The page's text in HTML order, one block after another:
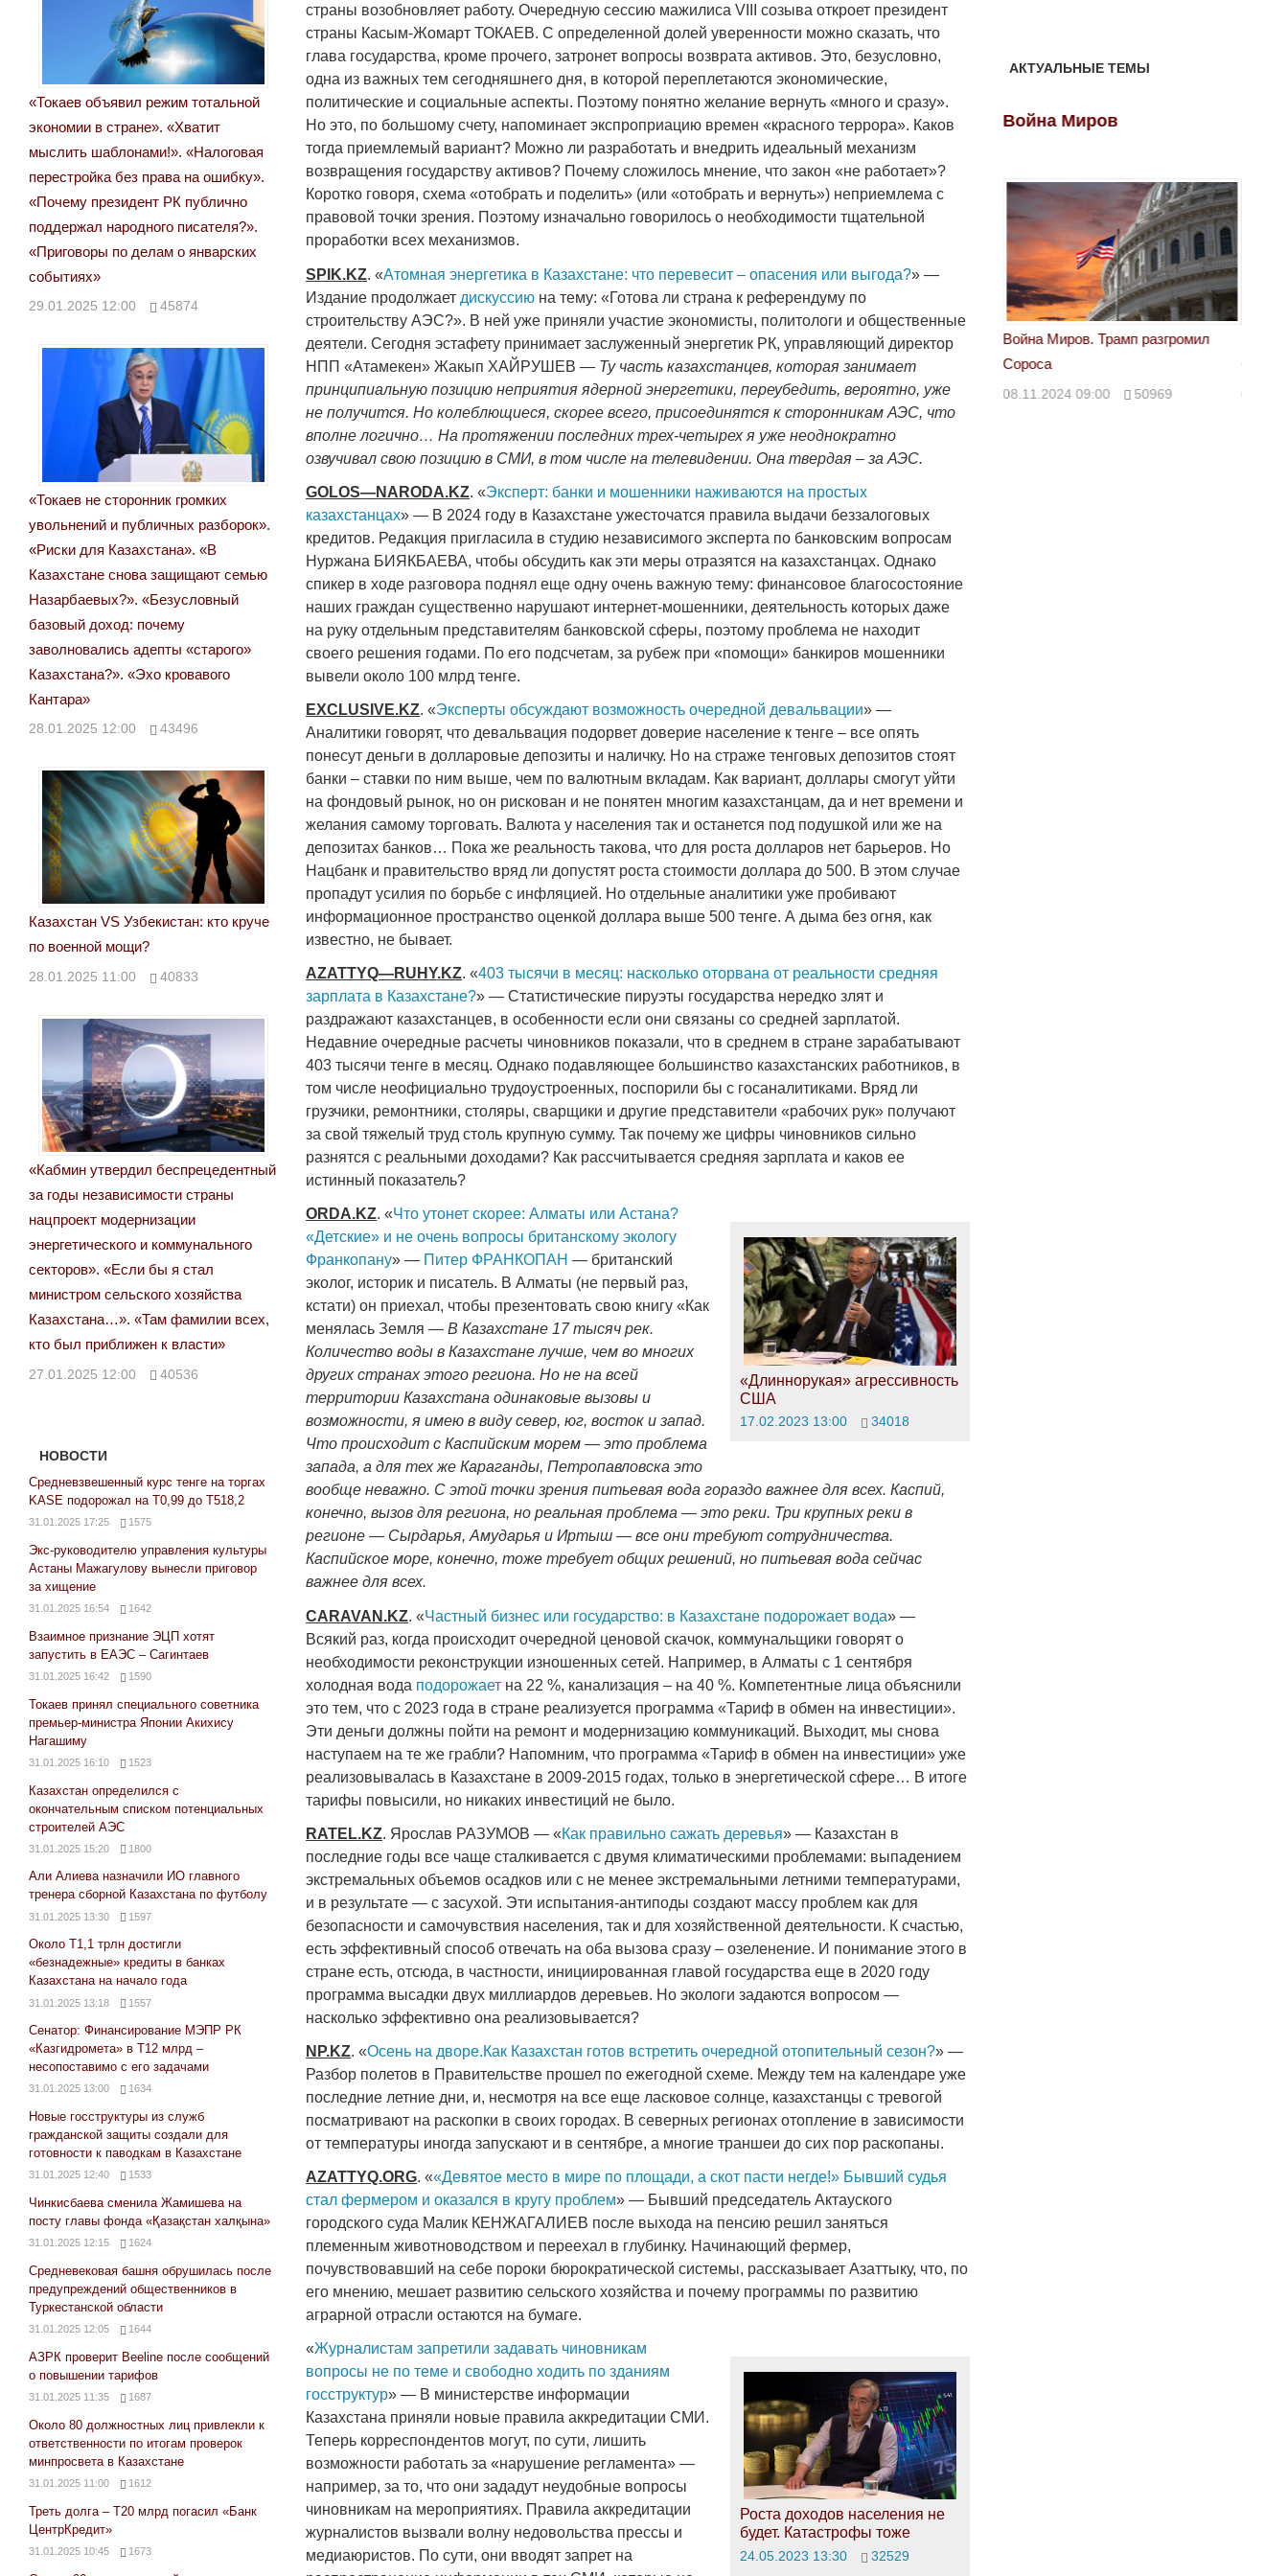
страны возобновляет работу. Очередную сессию мажилиса VIII созыва откроет президент
страны Касым-Жомарт ТОКАЕВ. С определенной долей уверенности можно сказать, что
глава государства, кроме прочего, затронет вопросы возврата активов. Это, безусловно,
одна из важных тем сегодняшнего дня, в которой переплетаются экономические,
политические и социальные аспекты. Поэтому понятно желание вернуть «много и сразу».
Но это, по большому счету, напоминает экспроприацию времен «красного террора». Каков
тогда приемлемый вариант? Можно ли разработать и внедрить идеальный механизм
возвращения государству активов? Почему сложилось мнение, что закон «не работает»?
Коротко говоря, схема «отобрать и поделить» (или «отобрать и вернуть») неприемлема с
правовой точки зрения. Поэтому изначально говорилось о необходимости тщательной
проработки всех механизмов.
SPIK.KZ. «Атомная энергетика в Казахстане: что перевесит – опасения или выгода?» —
Издание продолжает дискуссию на тему: «Готова ли страна к референдуму по
строительству АЭС?». В ней уже приняли участие экономисты, политологи и общественные
деятели. Сегодня эстафету принимает заслуженный энергетик РК, управляющий директор
НПП «Атамекен» Жакып ХАЙРУШЕВ — Ту часть казахстанцев, которая занимает
принципиальную позицию неприятия ядерной энергетики, переубедить, вероятно, уже
не получится. Но колеблющиеся, скорее всего, присоединятся к сторонникам АЭС, что
вполне логично… На протяжении последних трех-четырех я уже неоднократно
озвучивал свою позицию в СМИ, в том числе на телевидении. Она твердая – за АЭС.
GOLOS—NARODA.KZ. «Эксперт: банки и мошенники наживаются на простых
казахстанцах» — В 2024 году в Казахстане ужесточатся правила выдачи беззалоговых
кредитов. Редакция пригласила в студию независимого эксперта по банковским вопросам
Нуржана БИЯКБАЕВА, чтобы обсудить как эти меры отразятся на казахстанцах. Однако
спикер в ходе разговора поднял еще одну очень важную тему: финансовое благосостояние
наших граждан существенно нарушают интернет-мошенники, деятельность которых даже
на руку отдельным представителям банковской сферы, поэтому проблема не находит
своего решения годами. По его подсчетам, за рубеж при «помощи» банкиров мошенники
вывели около 100 млрд тенге.
EXCLUSIVE.KZ. «Эксперты обсуждают возможность очередной девальвации» —
Аналитики говорят, что девальвация подорвет доверие население к тенге – все опять
понесут деньги в долларовые депозиты и наличку. Но на страже тенговых депозитов стоят
банки – ставки по ним выше, чем по валютным вкладам. Как вариант, доллары смогут уйти
на фондовый рынок, но он рискован и не понятен многим казахстанцам, да и нет времени и
желания самому торговать. Валюта у населения так и останется под подушкой или же на
депозитах банков… Пока же реальность такова, что для роста долларов нет барьеров. Но
Нацбанк и правительство вряд ли допустят роста стоимости доллара до 500. В этом случае
пропадут усилия по борьбе с инфляцией. Но отдельные аналитики уже пробивают
информационное пространство оценкой доллара выше 500 тенге. А дыма без огня, как
известно, не бывает.
AZATTYQ—RUHY.KZ. «403 тысячи в месяц: насколько оторвана от реальности средняя
зарплата в Казахстане?» — Статистические пируэты государства нередко злят и
раздражают казахстанцев, в особенности если они связаны со средней зарплатой.
Недавние очередные расчеты чиновников показали, что в среднем в стране зарабатывают
403 тысячи тенге в месяц. Однако подавляющее большинство казахстанских работников, в
том числе неофициально трудоустроенных, поспорили бы с госаналитиками. Вряд ли
грузчики, ремонтники, столяры, сварщики и другие представители «рабочих рук» получают
за свой тяжелый труд столь крупную сумму. Так почему же цифры чиновников сильно
разнятся с реальными доходами? Как рассчитывается средняя зарплата и каков ее
истинный показатель?
«Длиннорукая» агрессивность
США
17.02.2023 13:00 34018
ORDA.KZ. «Что утонет скорее: Алматы или Астана?
«Детские» и не очень вопросы британскому экологу
Франкопану» — Питер ФРАНКОПАН — британский
эколог, историк и писатель. В Алматы (не первый раз,
кстати) он приехал, чтобы презентовать свою книгу «Как
менялась Земля —В Казахстане 17 тысяч рек.
Количество воды в Казахстане лучше, чем во многих
других странах этого региона. Но не на всей
территории Казахстана одинаковые вызовы и
возможности, я имею в виду север, юг, восток и запад.
Что происходит с Каспийским морем — это проблема
запада, а для тех же Караганды, Петропавловска это
вообще неважно. С этой точки зрения питьевая вода гораздо важнее для всех. Каспий,
конечно, вызов для региона, но реальная проблема — это реки. Три крупных реки в
регионе — Сырдарья, Амударья и Иртыш — все они требуют сотрудничества.
Каспийское море, конечно, тоже требует общих решений, но питьевая вода сейчас
важнее для всех.
CARAVAN .KZ. «Частный бизнес или государство: в Казахстане подорожает вода» —
Всякий раз, когда происходит очередной ценовой скачок, коммунальщики говорят о
необходимости реконструкции изношенных сетей. Например, в Алматы с 1 сентября
холодная вода подорожает на 22 %, канализация – на 40 %. Компетентные лица объяснили
это тем, что с 2023 года в стране реализуется программа «Тариф в обмен на инвестиции».
Эти деньги должны пойти на ремонт и модернизацию коммуникаций. Выходит, мы снова
наступаем на те же грабли? Напомним, что программа «Тариф в обмен на инвестиции» уже
реализовывалась в Казахстане в 2009-2015 годах, только в энергетической сфере… В итоге
тарифы повысили, но никаких инвестиций не было.
RATEL.KZ. Ярослав РАЗУМОВ — «Как правильно сажать деревья» — Казахстан в
последние годы все чаще сталкивается с двумя климатическими проблемами: выпадением
экстремальных объемов осадков или с не менее экстремальными летними температурами,
и в результате — с засухой. Эти испытания-антиподы создают массу проблем как для
безопасности и самочувствия населения, так и для хозяйственной деятельности. К счастью,
есть эффективный способ отвечать на оба вызова сразу – озеленение. И понимание этого в
стране есть, отсюда, в частности, инициированная главой государства еще в 2020 году
программа высадки двух миллиардов деревьев. Но экологи задаются вопросом —
насколько эффективно она реализовывается?
NP.KZ. «Осень на дворе.Как Казахстан готов встретить очередной отопительный сезон?» —
Разбор полетов в Правительстве прошел по ежегодной схеме. Между тем на календаре уже
последние летние дни, и, несмотря на все еще ласковое солнце, казахстанцы с тревогой
посматривают на раскопки в своих городах. В северных регионах отопление в зависимости
от температуры иногда запускают и в сентябре, а многие траншеи до сих пор раскопаны.
AZATTYQ.ORG. ««Девятое место в мире по площади, а скот пасти негде!» Бывший судья
стал фермером и оказался в кругу проблем» — Бывший председатель Актауского
городского суда Малик КЕНЖАГАЛИЕВ после выхода на пенсию решил заняться
племенным животноводством и переехал в глубинку. Начинающий фермер,
почувствовавший на себе пороки бюрократической системы, рассказывает Азаттыку, что, по
его мнению, мешает развитию сельского хозяйства и почему программы по развитию
аграрной отрасли остаются на бумаге.
Роста доходов населения не
будет. Катастрофы тоже
24.05.2023 13:30 32529
«Журналистам запретили задавать чиновникам
вопросы не по теме и свободно ходить по зданиям
госструктур» — В министерстве информации
Казахстана приняли новые правила аккредитации СМИ.
Теперь корреспондентов могут, по сути, лишить
возможности работать за «нарушение регламента» —
например, за то, что они зададут неудобные вопросы
чиновникам на мероприятиях. Правила аккредитации
журналистов вызвали волну недовольства прессы и
медиаюристов. По сути, они вводят запрет на
«Токаев объявил режим тотальной
экономии в стране». «Хватит
мыслить шаблонами!». «Налоговая
перестройка без права на ошибку».
«Почему президент РК публично
поддержал народного писателя?».
«Приговоры по делам о январских
событиях»
29.01.2025 12:00 45874
«Токаев не сторонник громких
увольнений и публичных разборок».
«Риски для Казахстана». «В
Казахстане снова защищают семью
Назарбаевых?». «Безусловный
базовый доход: почему
заволновались адепты «старого»
Казахстана?». «Эхо кровавого
Кантара»
28.01.2025 12:00 43496
Казахстан VS Узбекистан: кто круче
по военной мощи?
28.01.2025 11:00 40833
«Кабмин утвердил беспрецедентный
за годы независимости страны
нацпроект модернизации
энергетического и коммунального
секторов». «Если бы я стал
министром сельского хозяйства
Казахстана…». «Там фамилии всех,
кто был приближен к власти»
27.01.2025 12:00 40536
НОВОСТИ
Средневзвешенный курс тенге на торгах
KASE подорожал на Т0,99 до Т518,2
31.01.2025 17:25 1575
Экс-руководителю управления культуры
Астаны Мажагулову вынесли приговор
за хищение
31.01.2025 16:54 1642
Взаимное признание ЭЦП хотят
запустить в ЕАЭС – Сагинтаев
31.01.2025 16:42 1590
Токаев принял специального советника
премьер-министра Японии Акихису
Нагашиму
31.01.2025 16:10 1523
Казахстан определился с
окончательным списком потенциальных
строителей АЭС
31.01.2025 15:20 1800
Али Алиева назначили ИО главного
тренера сборной Казахстана по футболу
31.01.2025 13:30 1597
Около Т1,1 трлн достигли
«безнадежные» кредиты в банках
Казахстана на начало года
31.01.2025 13:18 1557
Сенатор: Финансирование МЭПР РК
«Казгидромета» в Т12 млрд –
несопоставимо с его задачами
31.01.2025 13:00 1634
Новые госструктуры из служб
гражданской защиты создали для
готовности к паводкам в Казахстане
31.01.2025 12:40 1533
Чинкисбаева сменила Жамишева на
посту главы фонда «Қазақстан халқына»
31.01.2025 12:15 1624
Средневековая башня обрушилась после
предупреждений общественников в
Туркестанской области
31.01.2025 12:05 1644
АЗРК проверит Beeline после сообщений
о повышении тарифов
31.01.2025 11:35 1687
Около 80 должностных лиц привлекли к
ответственности по итогам проверок
минпросвета в Казахстане
31.01.2025 11:00 1612
Треть долга – Т20 млрд погасил «Банк
ЦентрКредит»
31.01.2025 10:45 1673
АКТУАЛЬНЫЕ ТЕМЫ
Война Миров
Война Миров. Трамп разгромил
Сороса
08.11.2024 09:00 50969
Война Миров
Война Миров. Трамп разгромил
Сороса
08.11.2024 09:00 50969